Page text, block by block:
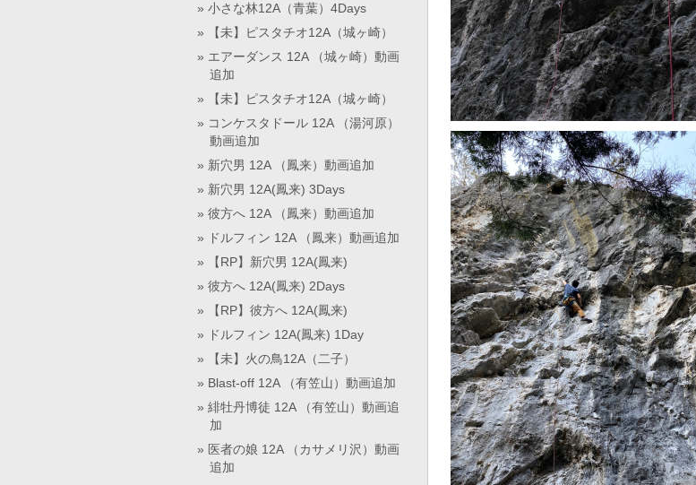
小さな林12A（青葉）4Days
【未】ピスタチオ12A（城ヶ崎）
エアーダンス 12A （城ヶ崎）動画
追加
【未】ピスタチオ12A（城ヶ崎）
コンケスタドール 12A （湯河原）
動画追加
新穴男 12A （鳳来）動画追加
新穴男 12A(鳳来) 3Days
彼方へ 12A （鳳来）動画追加
ドルフィン 12A （鳳来）動画追加
【RP】新穴男 12A(鳳来)
彼方へ 12A(鳳来) 2Days
【RP】彼方へ 12A(鳳来)
ドルフィン 12A(鳳来) 1Day
【未】火の鳥12A（二子）
Blast-off 12A （有笠山）動画追加
緋牡丹博徒 12A （有笠山）動画追
加
医者の娘 12A （カサメリ沢）動画
追加